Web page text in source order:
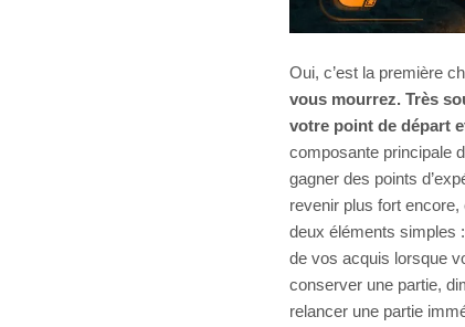
Oui, c’est la première
vous mourrez. Très
votre point de départ
composante principale
gagner des points
revenir plus fort
deux éléments simples
de vos acquis lorsque
conserver une partie,
relancer une partie